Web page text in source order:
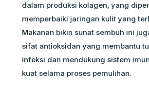
dalam produksi kolagen, yang
memperbaiki jaringan kulit yang
Makanan bikin sunat sembuh ini
sifat antioksidan yang membantu
infeksi dan mendukung sistem
kuat selama proses pemulihan.